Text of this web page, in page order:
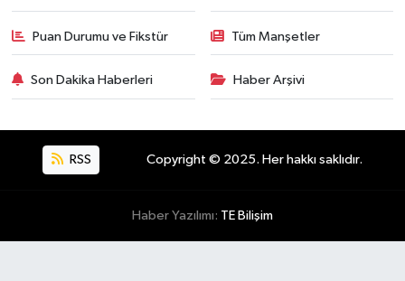
Puan Durumu ve Fikstür Tüm Manşetler
Son Dakika Haberleri Haber Arşivi
RSS Copyright © 2025. Her hakkı saklıdır.
Haber Yazılımı: TE Bilişim